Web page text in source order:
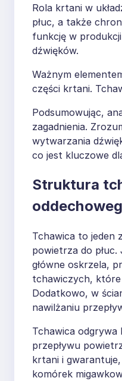
Rola krtani w
płuc, a także
funkcję w
dźwięków.
Ważnym
części krtani.
Podsumowując,
zagadnienia.
wytwarzania
co jest kluczowe
Struktura
Tchawica to jeden
powietrza do
główne oskrzela,
tchawiczych, które
Dodatkowo, w
nawilżaniu
Tchawica odgrywa
przepływu
krtani i
komórek